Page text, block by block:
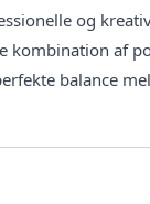
og
kombination af
balance